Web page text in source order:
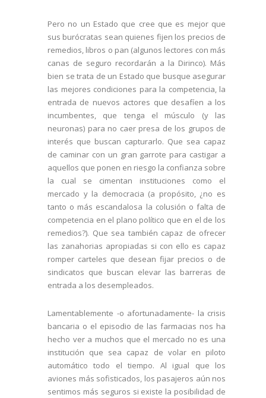
Pero no un Estado que cree que es mejor que
sus burócratas sean quienes fijen los precios de
remedios, libros o pan (algunos lectores con más
canas de seguro recordarán a la Dirinco). Más
bien se trata de un Estado que busque asegurar
las mejores condiciones para la competencia, la
entrada de nuevos actores que desafíen a los
incumbentes, que tenga el músculo (y las
neuronas) para no caer presa de los grupos de
interés que buscan capturarlo. Que sea capaz
de caminar con un gran garrote para castigar a
aquellos que ponen en riesgo la confianza sobre
la cual se cimentan instituciones como el
mercado y la democracia (a propósito, ¿no es
tanto o más escandalosa la colusión o falta de
competencia en el plano político que en el de los
remedios?). Que sea también capaz de ofrecer
las zanahorias apropiadas si con ello es capaz
romper carteles que desean fijar precios o de
sindicatos que buscan elevar las barreras de
entrada a los desempleados.
Lamentablemente -o afortunadamente- la crisis
bancaria o el episodio de las farmacias nos ha
hecho ver a muchos que el mercado no es una
institución que sea capaz de volar en piloto
automático todo el tiempo. Al igual que los
aviones más sofisticados, los pasajeros aún nos
sentimos más seguros si existe la posibilidad de